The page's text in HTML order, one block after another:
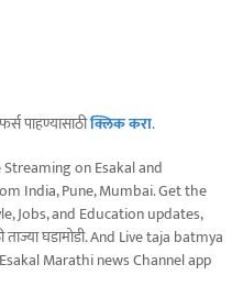
पाहण्यासाठीक्लिक करा.
Streaming on Esakal and
India, Pune, Mumbai. Get the
Jobs, and Education updates,
ताज्या घडामोडी. And Live taja batmya
Marathi news Channel app